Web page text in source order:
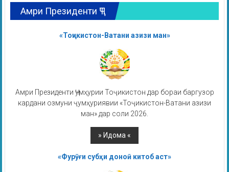
Амри Президенти ҶТ
«Тоҷикистон-Ватани азизи ман»
Амри Президенти Ҷумҳурии Тоҷикистон дар бораи баргузор
кардани озмуни ҷумҳуриявии «Тоҷикистон-Ватани азизи
ман» дар соли 2026.
«Фурӯғи субҳи доноӣ китоб аст»